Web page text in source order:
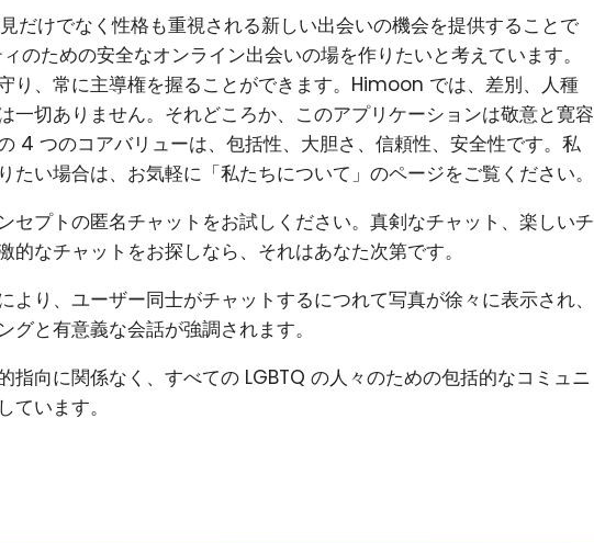
だけでなく性格も重視される新しい出会いの機会を提供することで
のための安全なオンライン出会いの場を作りたいと考えています。
り、常に主導権を握ることができます。Himoon では、差別、人種
一切ありません。それどころか、このアプリケーションは敬意と寛容
4 つのコアバリューは、包括性、大胆さ、信頼性、安全性です。私
たい場合は、お気軽に「私たちについて」のページをご覧ください。
セプトの匿名チャットをお試しください。真剣なチャット、楽しいチ
的なチャットをお探しなら、それはあなた次第です。
より、ユーザー同士がチャットするにつれて写真が徐々に表示され、
グと有意義な会話が強調されます。
指向に関係なく、すべての LGBTQ の人々のための包括的なコミュニ
ています。